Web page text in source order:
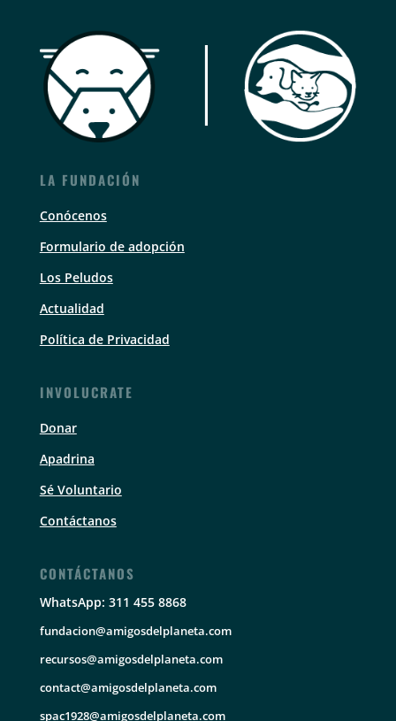
LA FUNDACIÓN
Conócenos
Formulario de adopción
Los Peludos
Actualidad
Política de Privacidad
INVOLUCRATE
Donar
Apadrina
Sé Voluntario
Contáctanos
CONTÁCTANOS
WhatsApp: 311 455 8868
fundacion@amigosdelplaneta.com
recursos@amigosdelplaneta.com
contact@amigosdelplaneta.com
spac1928@amigosdelplaneta.com